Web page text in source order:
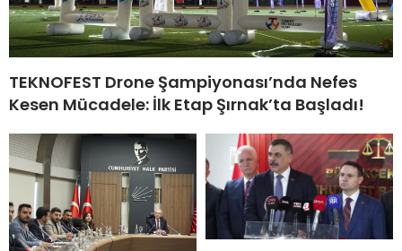
TEKNOFEST Drone Şampiyonası’nda Nefes
Kesen Mücadele: İlk Etap Şırnak’ta Başladı!